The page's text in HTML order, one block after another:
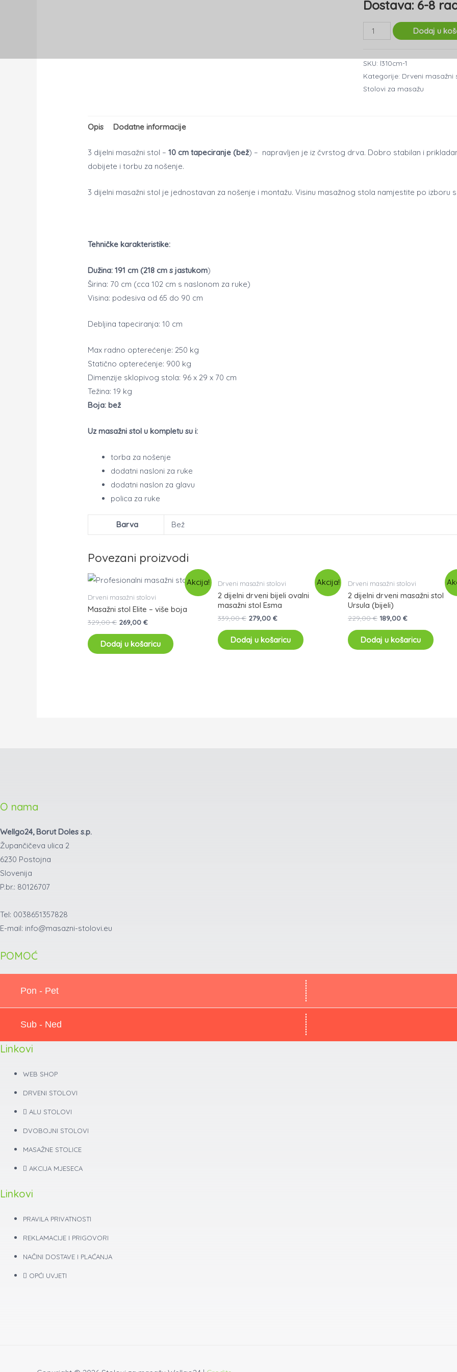
Dostava: 6-8
dijelni
cm
Dodaj u
SKU: l310cm-1
Kategorije: Drveni masažni
Stolovi za masažu
Opis Dodatne informacije
3 dijelni masažni stol –10 cm tapeciranje (bež) – napravljen je iz čvrstog drva. Dobro stabilan i
dobijete i torbu za nošenje.
3 dijelni masažni stol je jednostavan za nošenje i montažu. Visinu masažnog stola namjestite po izboru
Tehničke karakteristike:
Dužina: 191 cm (218 cm s jastukom)
Širina: 70 cm (cca 102 cm s naslonom za ruke)
Visina: podesiva od 65 do 90 cm
Debljina tapeciranja: 10 cm
Max radno opterećenje: 250 kg
Statično opterećenje: 900 kg
Dimenzije sklopivog stola: 96 x 29 x 70 cm
Težina: 19 kg
Boja: bež
Uz masažni stol u kompletu su i:
torba za nošenje
dodatni nasloni za ruke
dodatni naslon za glavu
polica za ruke
Barva Bež
Povezani proizvodi
Akcija!
Drveni masažni stolovi
Masažni stol Elite – više boja
329,00€ 269,00€
Dodaj u košaricu
Akcija!
Drveni masažni stolovi
2 dijelni drveni bijeli ovalni
masažni stol Esma
339,00€ 279,00€
Dodaj u košaricu
Drveni masažni stolovi
2 dijelni drveni masažni stol
Ursula (bijeli)
229,00€ 189,00 €
Dodaj u košaricu
O nama
Wellgo24, Borut Doles s.p.
Župančičeva ulica 2
6230 Postojna
Slovenija
P.br.: 80126707
Tel: 0038651357828
E-mail: info@masazni-stolovi.eu
POMOĆ
Pon - Pet
Sub - Ned
Linkovi
WEB SHOP
DRVENI STOLOVI
ALU STOLOVI
DVOBOJNI STOLOVI
MASAŽNE STOLICE
AKCIJA MJESECA
Linkovi
PRAVILA PRIVATNOSTI
REKLAMACIJE I PRIGOVORI
NAČINI DOSTAVE I PLAĆANJA
OPĆI UVJETI